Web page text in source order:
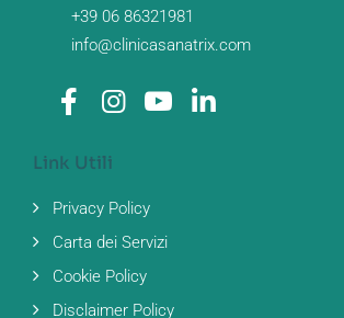
+39 06 86321981
info@clinicasanatrix.com
Link Utili
Privacy Policy
Carta dei Servizi
Cookie Policy
Disclaimer Policy